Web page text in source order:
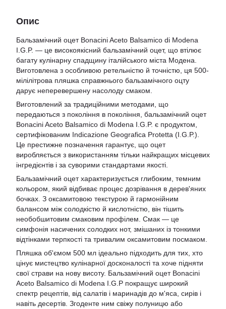
Опис
Бальзамічний оцет Bonacini Aceto Balsamico di Modena
I.G.P. — це високоякісний бальзамічний оцет, що втілює
багату кулінарну спадщину італійського міста Модена.
Виготовлена з особливою ретельністю й точністю, ця 500-
мілілітрова пляшка справжнього бальзамічного оцту
дарує неперевершену насолоду смаком.
Виготовлений за традиційними методами, що
передаються з покоління в покоління, бальзамічний оцет
Bonacini Aceto Balsamico di Modena I.G.P. є продуктом,
сертифікованим Indicazione Geografica Protetta (I.G.P.).
Це престижне позначення гарантує, що оцет
виробляється з використанням тільки найкращих місцевих
інгредієнтів і за суворими стандартами якості.
Бальзамічний оцет характеризується глибоким, темним
кольором, який відбиває процес дозрівання в дерев'яних
бочках. З оксамитовою текстурою й гармонійним
балансом між солодкістю й кислотністю, він тішить
необобшитовим смаковим профілем. Смак — це
симфонія насичених солодких нот, змішаних із тонкими
відтінками терпкості та тривалим оксамитовим посмаком.
Пляшка об'ємом 500 мл ідеально підходить для тих, хто
цінує мистецтво кулінарної досконалості та хоче підняти
свої страви на нову висоту. Бальзамічний оцет Bonacini
Aceto Balsamico di Modena I.G.P покращує широкий
спектр рецептів, від салатів і маринадів до м'яса, сирів і
навіть десертів. Згоденте ним свіжу полуницю або